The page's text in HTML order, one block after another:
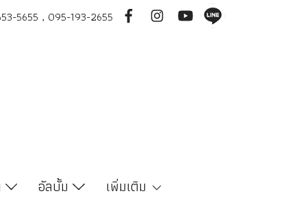
5655 , 095-193-2655
อัลบั้ม เพิ่มเติม